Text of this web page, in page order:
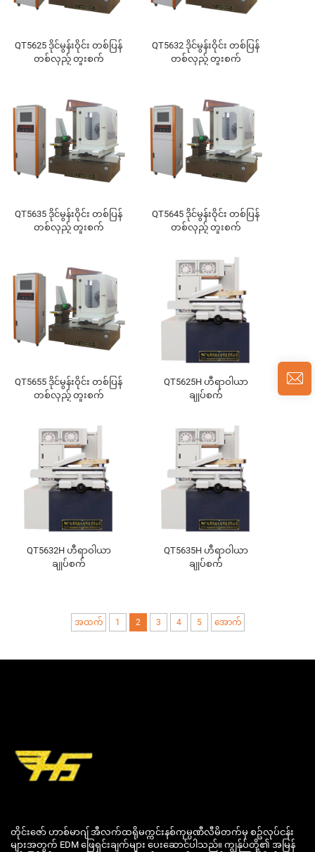
QT5625 ဒိုင်မွန်းဝိုင်း တစ်ပြန်
တစ်လှည့် တူးစက်
QT5632 ဒိုင်မွန်းဝိုင်း တစ်ပြန်
တစ်လှည့် တူးစက်
QT5635 ဒိုင်မွန်းဝိုင်း တစ်ပြန်
တစ်လှည့် တူးစက်
QT5645 ဒိုင်မွန်းဝိုင်း တစ်ပြန်
တစ်လှည့် တူးစက်
QT5655 ဒိုင်မွန်းဝိုင်း တစ်ပြန်
တစ်လှည့် တူးစက်
QT5625H ဟီရာဝါယာ
ချုပ်စက်
QT5632H ဟီရာဝါယာ
ချုပ်စက်
QT5635H ဟီရာဝါယာ
ချုပ်စက်
အထက် 1 2 3 4 5 အောက်
တိုင်းဇော် ဟာစ်မာဂျ် အီလက်ထရိုမက္ကင်းနစ်ကုမ္ပဏီလီမိတက်မှ စဥ်လုပ်ငန်း
များအတွက် EDM ဖြေရှင်းချက်များ ပေးဆောင်ပါသည်။ ကျွန်ုပ်တို့၏ အမြန်